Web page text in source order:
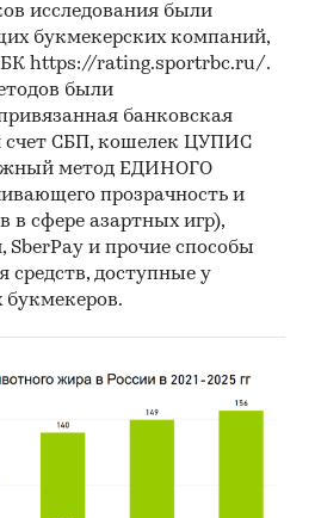
исследования были
букмекерских компаний,
https://rating.sportrbc.ru/.
были
банковская
счет СБП, кошелек ЦУПИС
метод ЕДИНОГО
прозрачность и
в сфере азартных игр),
и прочие способы
средств, доступные у
букмекеров.